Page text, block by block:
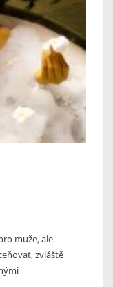
muže, ale
zvláště